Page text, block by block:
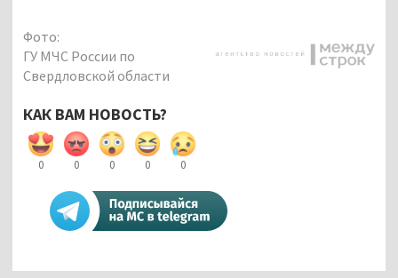
Фото:
ГУ МЧС России по
Свердловской области
КАК ВАМ НОВОСТЬ?
0 0 0 0 0